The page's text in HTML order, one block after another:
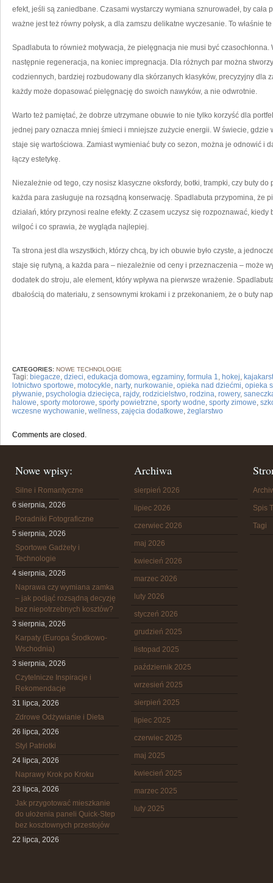
efekt, jeśli są zaniedbane. Czasami wystarczy wymiana sznurowadeł, by
ważne jest też równy połysk, a dla zamszu delikatne wyczesanie. To właśnie
Spadlabuta to również motywacja, że pielęgnacja nie musi być czasochłonna.
następnie regeneracja, na koniec impregnacja. Dla różnych par można
codziennych, bardziej rozbudowany dla skórzanych klasyków, precyzyjny dla
każdy może dopasować pielęgnację do swoich nawyków, a nie odwrotnie.
Warto też pamiętać, że dobrze utrzymane obuwie to nie tylko korzyść dla
jednej pary oznacza mniej śmieci i mniejsze zużycie energii. W świecie, gdzie
staje się wartościowa. Zamiast wymieniać buty co sezon, można je odnowić i
łączy estetykę.
Niezależnie od tego, czy nosisz klasyczne oksfordy, botki, trampki, czy buty do
każda para zasługuje na rozsądną konserwację. Spadlabuta przypomina, że
działań, który przynosi realne efekty. Z czasem uczysz się rozpoznawać,
wilgoć i co sprawia, że wygląda najlepiej.
Ta strona jest dla wszystkich, którzy chcą, by ich obuwie było czyste, a
staje się rutyną, a każda para – niezależnie od ceny i przeznaczenia – może
dodatek do stroju, ale element, który wpływa na pierwsze wrażenie.
dbałością do materiału, z sensownymi krokami i z przekonaniem, że o buty
CATEGORIES: NOWE TECHNOLOGIE
Tagi: biegacze, dzieci, edukacja domowa, egzaminy, formuła 1, hokej,
lotnictwo sportowe, motocykle, narty, nurkowanie, opieka nad dziećmi, opieka
pływanie, psychologia dziecięca, rajdy, rodzicielstwo, rodzina, rowery,
halowe, sporty motorowe, sporty powietrzne, sporty wodne, sporty zimowe,
wczesne wychowanie, wellness, zajęcia dodatkowe, żeglarstwo
Comments are closed.
Nowe wpisy:
Silne i Romantyczne
6 sierpnia, 2026
Poradniki Fotograficzne
5 sierpnia, 2026
Sportowe Gadżety i
Technologie
4 sierpnia, 2026
Naprawa czy wymiana zamka
– jak podjąć rozsądną decyzję
bez niepotrzebnych kosztów?
3 sierpnia, 2026
Karpaty (Europa Środkowo-
Wschodnia)
3 sierpnia, 2026
Czytelnicze Inspiracje i
Rekomendacje
31 lipca, 2026
Zdrowe Odżywianie i Dieta
26 lipca, 2026
Styl Patriotki
24 lipca, 2026
Naprawy Krok po Kroku
23 lipca, 2026
Jak przygotować mieszkanie
do ułożenia paneli Quick-Step
bez kosztownych przestojów
22 lipca, 2026
Archiwa
sierpień 2026
lipiec 2026
czerwiec 2026
maj 2026
kwiecień 2026
marzec 2026
luty 2026
styczeń 2026
grudzień 2025
listopad 2025
październik 2025
wrzesień 2025
sierpień 2025
lipiec 2025
czerwiec 2025
maj 2025
kwiecień 2025
marzec 2025
luty 2025
Spis
Tagi